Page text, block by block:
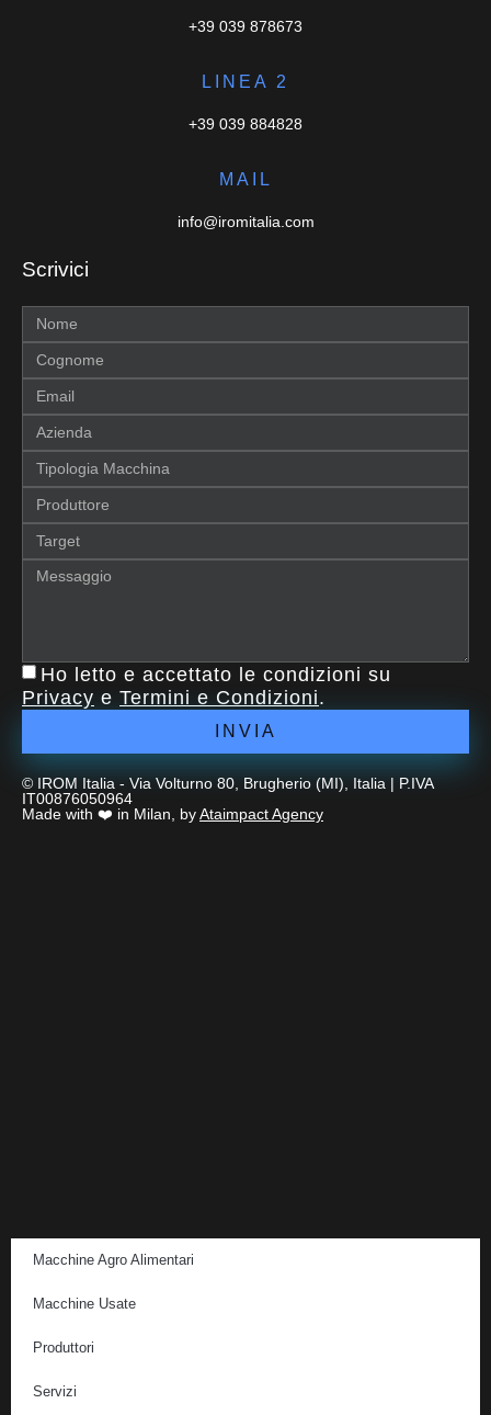
+39 039 878673
LINEA 2
+39 039 884828
MAIL
info@iromitalia.com
Scrivici
Ho letto e accettato le condizioni su
Privacy e Termini e Condizioni.
INVIA
© IROM Italia - Via Volturno 80, Brugherio (MI), Italia | P.IVA
IT00876050964
Made with ❤️ in Milan, byAtaimpact Agency
Macchine Agro Alimentari
Macchine Usate
Produttori
Servizi